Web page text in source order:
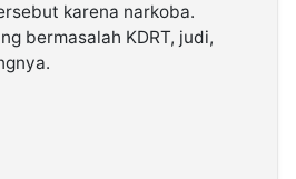
karena narkoba.
bermasalah KDRT, judi,